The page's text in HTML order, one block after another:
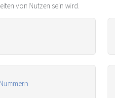
von Nutzen sein wird.